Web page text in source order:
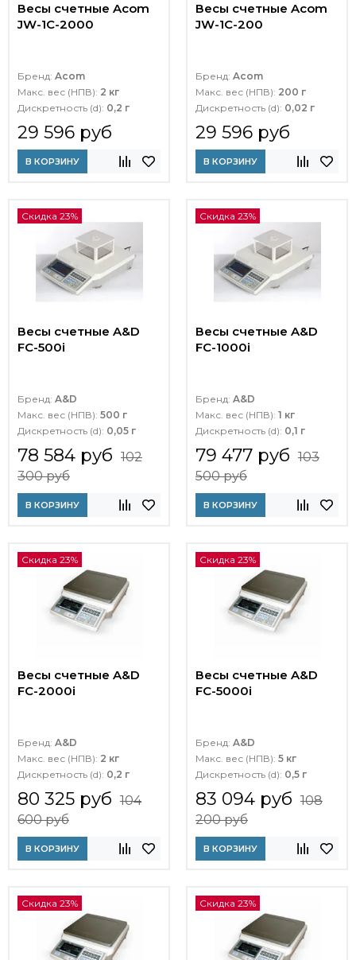
Весы счетные Acom
JW-1C-2000
Бренд: Acom
Макс. вес (НПВ): 2 кг
Дискретность (d): 0,2 г
29 596 руб
В КОРЗИНУ
Весы счетные Acom
JW-1C-200
Бренд: Acom
Макс. вес (НПВ): 200 г
Дискретность (d): 0,02 г
29 596 руб
В КОРЗИНУ
Скидка 23%
Весы счетные A&D
FC-500i
Бренд: A&D
Макс. вес (НПВ): 500 г
Дискретность (d): 0,05 г
78 584 руб 102
300 руб
В КОРЗИНУ
Скидка 23%
Весы счетные A&D
FC-1000i
Бренд: A&D
Макс. вес (НПВ): 1 кг
Дискретность (d): 0,1 г
79 477 руб 103
500 руб
В КОРЗИНУ
Скидка 23%
Весы счетные A&D
FC-2000i
Бренд: A&D
Макс. вес (НПВ): 2 кг
Дискретность (d): 0,2 г
80 325 руб 104
600 руб
В КОРЗИНУ
Скидка 23%
Весы счетные A&D
FC-5000i
Бренд: A&D
Макс. вес (НПВ): 5 кг
Дискретность (d): 0,5 г
83 094 руб 108
200 руб
В КОРЗИНУ
Скидка 23% Скидка 23%